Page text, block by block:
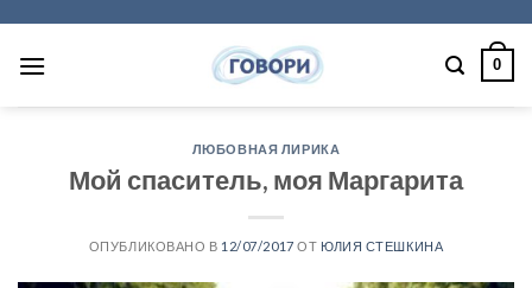
content
0
ЛЮБОВНАЯ ЛИРИКА
Мой спаситель, моя Маргарита
ОПУБЛИКОВАНО В 12/07/2017 ОТ ЮЛИЯ СТЕШКИНА